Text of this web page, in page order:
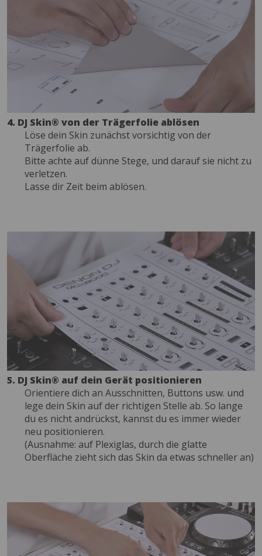
4. DJ Skin® von der Trägerfolie ablösen
Löse dein Skin zunächst vorsichtig von der
Trägerfolie ab.
Bitte achte auf dünne Stege, und darauf sie nicht zu
verletzen.
Lasse dir Zeit beim ablösen.
5. DJ Skin® auf dein Gerät positionieren
Orientiere dich an Ausschnitten, Buttons usw. und
lege dein Skin auf der richtigen Stelle ab. So lange
du es nicht andrückst, kannst du es immer wieder
neu positionieren.
(Ausnahme: auf Plexiglas, durch die glatte
Oberfläche zieht sich das Skin da etwas schneller an)